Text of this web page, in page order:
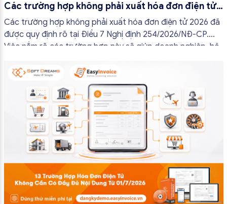
Các trường hợp không phải xuất hóa đơn điện tử
2026
Các trường hợp không phải xuất hóa đơn điện tử 2026 đã
được quy định rõ tại Điều 7 Nghị định 254/2026/NĐ-CP.
Việc nắm rõ các trường hợp này sẽ giúp doanh nghiệp, hộ
tránh lập hóa đơn không cần thiết hoặc áp […]